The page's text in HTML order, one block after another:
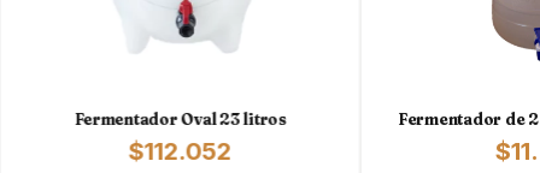
Fermentador Oval 23 litros
$112.052
Fermentador de